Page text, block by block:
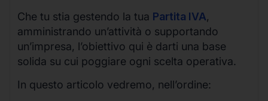
Che tu stia gestendo la tua Partita IVA,
amministrando un’attività o supportando
un’impresa, l’obiettivo qui è darti una base
solida su cui poggiare ogni scelta operativa.
In questo articolo vedremo, nell’ordine: